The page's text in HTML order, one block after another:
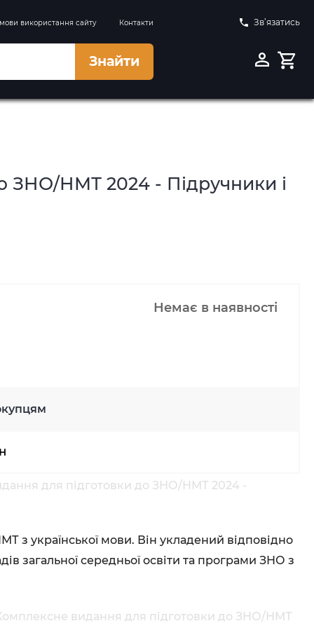
використання сайту Контакти Зв’язатись
Знайти
ЗНО/НМТ 2024 - Підручники і
Немає в наявності
для підготовки до ЗНО/НМТ 2024 -
з української мови. Він укладений відповідно
загальної середньої освіти та програми ЗНО з
видання для підготовки до ЗНО/НМТ